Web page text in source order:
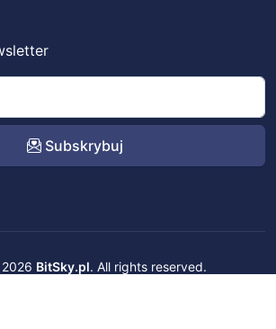
Subskrybuj
BitSky.pl. All rights reserved.